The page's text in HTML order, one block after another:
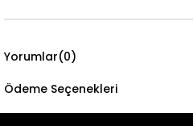
Yorumlar(0)
Ödeme Seçenekleri